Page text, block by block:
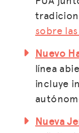
sobre
Nuevo
línea
incluye
Nueva